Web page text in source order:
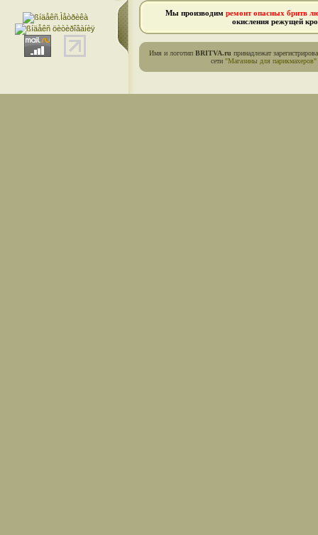
Мы производим ремонт опасных бритв
окисления режущей
Имя и логотип BRITVA.ru принадлежат
сети "Магазины для парикмахеров"